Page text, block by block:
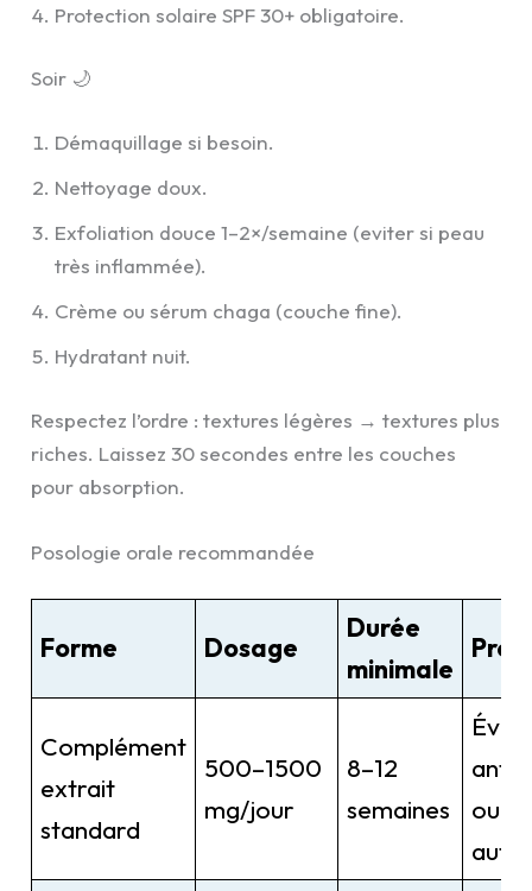
Protection solaire SPF 30+ obligatoire.
Soir 🌙
Démaquillage si besoin.
Nettoyage doux.
Exfoliation douce 1–2×/semaine (eviter si peau
très inflammée).
Crème ou sérum chaga (couche fine).
Hydratant nuit.
Respectez l’ordre : textures légères → textures plus
riches. Laissez 30 secondes entre les couches
pour absorption.
Posologie orale recommandée
Forme Dosage
Durée
minimale
Complément
extrait
standard
500–1500
mg/jour
8–12
semaines
ou